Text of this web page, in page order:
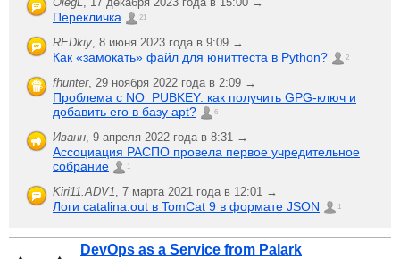
Перекличка 21
REDkiy, 8 июня 2023 года в 9:09 →
Как «замокать» файл для юниттеста в Python? 2
fhunter, 29 ноября 2022 года в 2:09 →
Проблема с NO_PUBKEY: как получить GPG-ключ и
добавить его в базу apt?
6
Иванн, 9 апреля 2022 года в 8:31 →
Ассоциация РАСПО провела первое учредительное
собрание
1
Kiri11.ADV1, 7 марта 2021 года в 12:01 →
Логи catalina.out в TomCat 9 в формате JSON 1
DevOps as a Service from Palark